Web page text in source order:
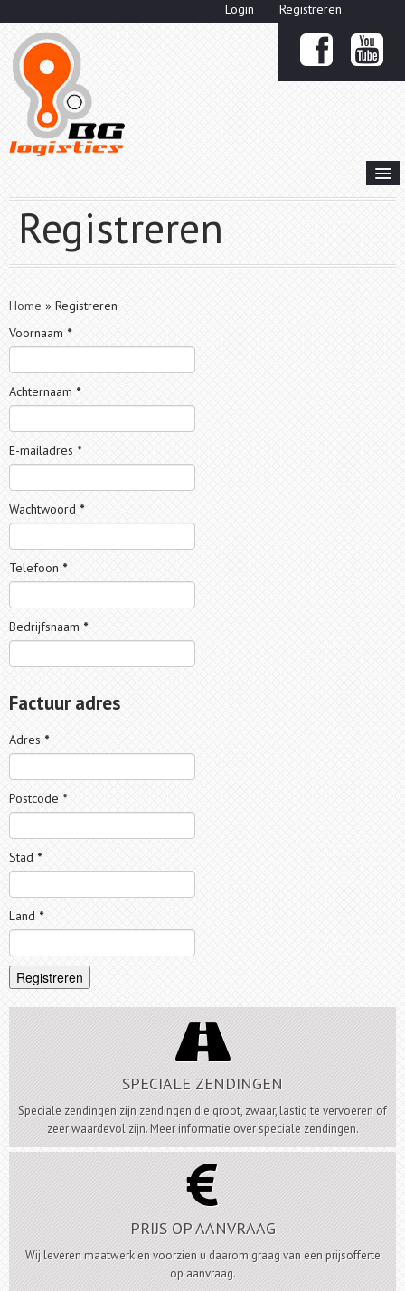
Login Registreren
 
HOME
OVER ONS
KOERIERSDIENSTEN

CONTACT
Registreren
Home » Registreren
Voornaam *
Achternaam *
E-mailadres *
Wachtwoord *
Telefoon *
Bedrijfsnaam *
Factuur adres
Adres *
Postcode *
Stad *
Land *

SPECIALE ZENDINGEN
Speciale zendingen zijn zendingen die groot, zwaar, lastig te vervoeren of
zeer waardevol zijn. Meer informatie over speciale zendingen.

PRIJS OP AANVRAAG
Wij leveren maatwerk en voorzien u daarom graag van een prijsofferte
op aanvraag.